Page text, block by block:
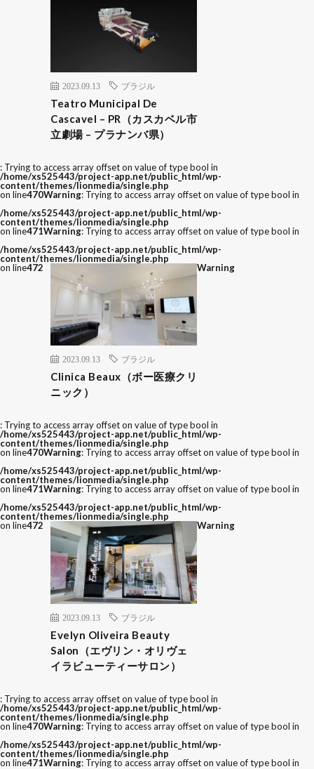
2023.09.13 ブラジル
Teatro Municipal De
Cascavel – PR（カスカベル市
立劇場 – プラナンバ県）
: Trying to access array offset on value of type bool in
/home/xs525443/project-app.net/public_html/wp-
content/themes/lionmedia/single.php
on line470Warning: Trying to access array offset on value of type bool in
/home/xs525443/project-app.net/public_html/wp-
content/themes/lionmedia/single.php
on line471Warning: Trying to access array offset on value of type bool in
/home/xs525443/project-app.net/public_html/wp-
content/themes/lionmedia/single.php
on line472
2023.09.13 ブラジル
Clinica Beaux（ボー医療クリ
ニック）
Warning
: Trying to access array offset on value of type bool in
/home/xs525443/project-app.net/public_html/wp-
content/themes/lionmedia/single.php
on line470Warning: Trying to access array offset on value of type bool in
/home/xs525443/project-app.net/public_html/wp-
content/themes/lionmedia/single.php
on line471Warning: Trying to access array offset on value of type bool in
/home/xs525443/project-app.net/public_html/wp-
content/themes/lionmedia/single.php
on line472
2023.09.13 ブラジル
Evelyn Oliveira Beauty
Salon（エヴリン・オリヴェ
イラビューティーサロン）
Warning
: Trying to access array offset on value of type bool in
/home/xs525443/project-app.net/public_html/wp-
content/themes/lionmedia/single.php
on line470Warning: Trying to access array offset on value of type bool in
/home/xs525443/project-app.net/public_html/wp-
content/themes/lionmedia/single.php
on line471Warning: Trying to access array offset on value of type bool in